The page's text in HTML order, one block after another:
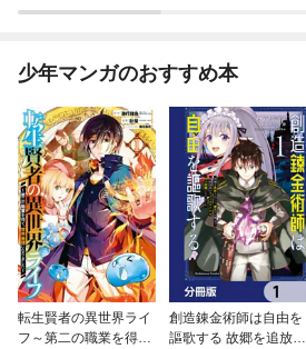
少年マンガのおすすめ本
転生賢者の異世界ライ
フ～第二の職業を得
創造錬金術師は自由を
謳歌する 故郷を追放さ